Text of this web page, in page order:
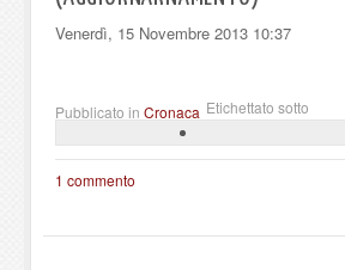
Venerdì, 15 Novembre 2013 10:37
Pubblicato in Cronaca Etichettato sotto
1 commento